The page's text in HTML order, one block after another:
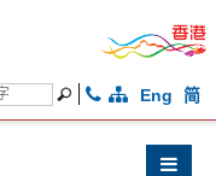
Eng 简